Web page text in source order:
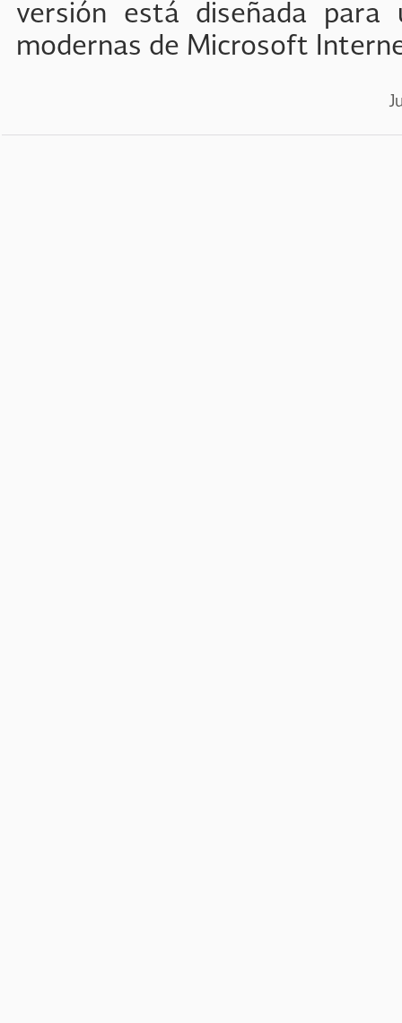
versión está diseñada para
modernas de Microsoft